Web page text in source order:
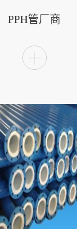
PPH管厂商